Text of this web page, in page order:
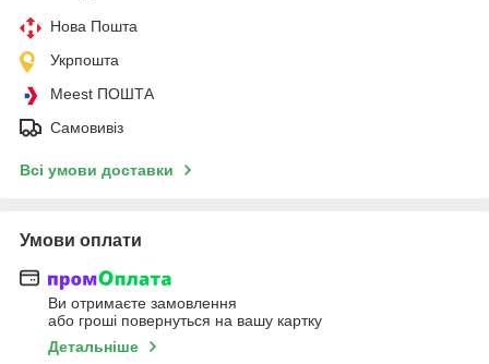
Нова Пошта
Укрпошта
Meest ПОШТА
Самовивіз
Всі умови доставки
Умови оплати
Ви отримаєте замовлення
або гроші повернуться на вашу картку
Детальніше